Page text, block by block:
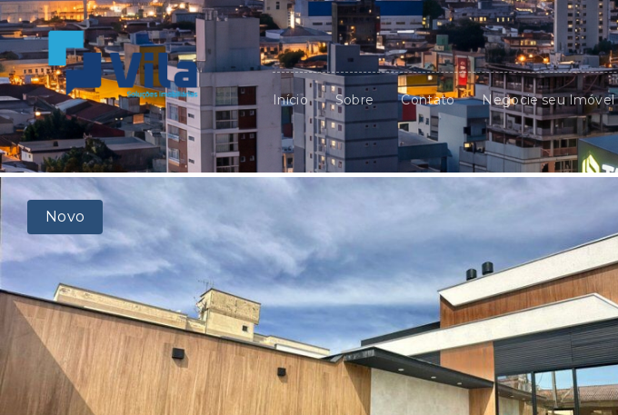
Início Sobre Contato Negocie seu Imóvel
Novo